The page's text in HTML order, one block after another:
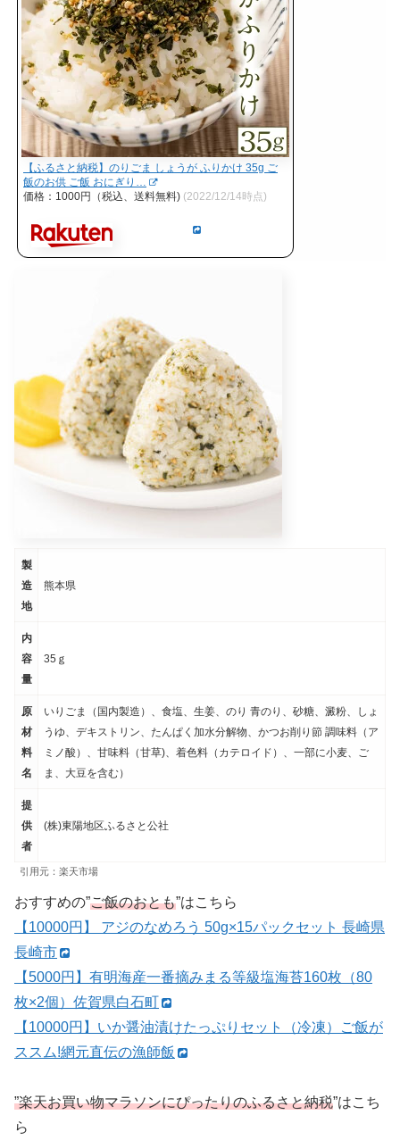
【ふるさと納税】のりごま しょうが ふりかけ 35g ご
飯のお供 ご飯 おにぎり…
価格：1000円（税込、送料無料) (2022/12/14時点)
製
造
地
熊本県
内
容
量
35ｇ
原
材
料
名
いりごま（国内製造）、食塩、生姜、のり 青のり、砂糖、澱粉、しょ
うゆ、デキストリン、たんぱく加水分解物、かつお削り節 調味料（ア
ミノ酸）、甘味料（甘草)、着色料（カテロイド）、一部に小麦、ご
ま、大豆を含む）
提
供
者
(株)東陽地区ふるさと公社
引用元：楽天市場
おすすめの”ご飯のおとも”はこちら
【10000円】 アジのなめろう 50g×15パックセット 長崎県
長崎市
【5000円】有明海産一番摘みまる等級塩海苔160枚（80
枚×2個）佐賀県白石町
【10000円】いか醤油漬けたっぷりセット（冷凍）ご飯が
ススム!網元直伝の漁師飯
”楽天お買い物マラソンにぴったりのふるさと納税”はこち
ら